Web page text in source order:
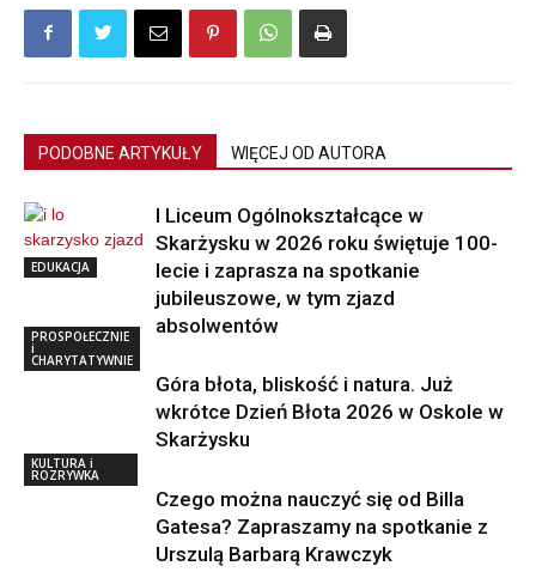
PODOBNE ARTYKUŁY WIĘCEJ OD AUTORA
EDUKACJA
I Liceum Ogólnokształcące w
Skarżysku w 2026 roku świętuje 100-
lecie i zaprasza na spotkanie
jubileuszowe, w tym zjazd
absolwentów
PROSPOŁECZNIE
i
CHARYTATYWNIE
Góra błota, bliskość i natura. Już
wkrótce Dzień Błota 2026 w Oskole w
Skarżysku
KULTURA i
ROZRYWKA
Czego można nauczyć się od Billa
Gatesa? Zapraszamy na spotkanie z
Urszulą Barbarą Krawczyk